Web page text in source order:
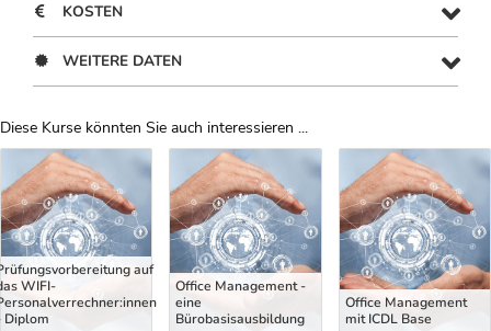
KOSTEN
WEITERE DATEN
Diese Kurse könnten Sie auch interessieren ...
Uber Weiterbildungsvorschläge
auf
WIFI-
Diplom
Office Management -
eine
Bürobasisausbildung
Office Management
mit ICDL Base